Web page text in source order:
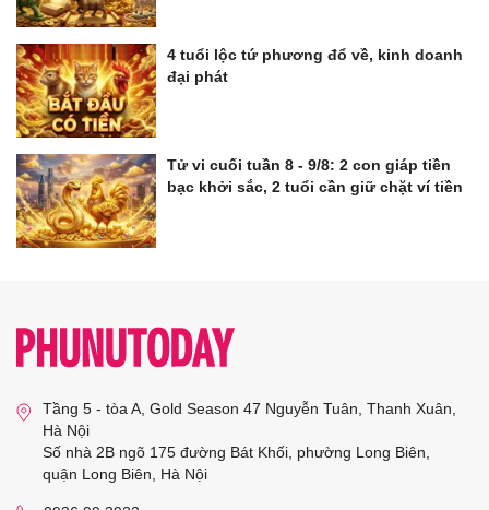
4 tuổi lộc tứ phương đổ về, kinh doanh
đại phát
Tử vi cuối tuần 8 - 9/8: 2 con giáp tiền
bạc khởi sắc, 2 tuổi cần giữ chặt ví tiền
Tầng 5 - tòa A, Gold Season 47 Nguyễn Tuân, Thanh Xuân,
Hà Nội
Số nhà 2B ngõ 175 đường Bát Khối, phường Long Biên,
quận Long Biên, Hà Nội